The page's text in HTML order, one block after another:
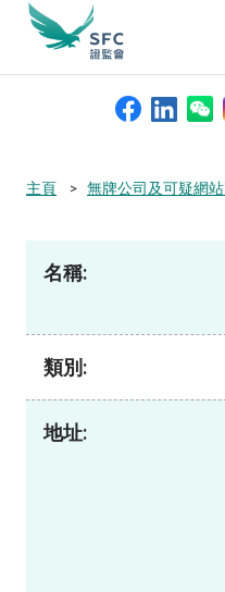
本會簡介
資料庫
新聞稿及公布
尋
主頁 無牌公司及可疑網
名稱:
類別:
地址: